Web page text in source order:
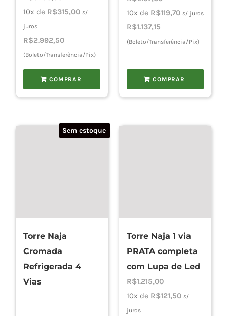
preço
original
era:
R$3.500,00.
preço
é:
R$3.150,00.
10x de R$315,00 s/
juros
R$2.992,50
(Boleto/Transferência/Pix)
COMPRAR
10x de R$119,70 s/ juros
R$1.137,15
(Boleto/Transferência/Pix)
COMPRAR
Sem estoque
Torre Naja
Cromada
Refrigerada 4
Vias
Torre Naja 1 via
PRATA completa
com Lupa de Led
R$1.215,00
10x de R$121,50 s/
juros